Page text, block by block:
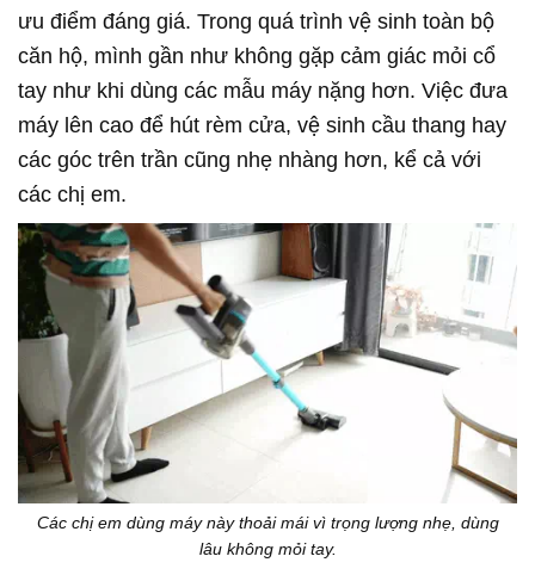
ưu điểm đáng giá. Trong quá trình vệ sinh toàn bộ
căn hộ, mình gần như không gặp cảm giác mỏi cổ
tay như khi dùng các mẫu máy nặng hơn. Việc đưa
máy lên cao để hút rèm cửa, vệ sinh cầu thang hay
các góc trên trần cũng nhẹ nhàng hơn, kể cả với
các chị em.
Các chị em dùng máy này thoải mái vì trọng lượng nhẹ, dùng
lâu không mỏi tay.